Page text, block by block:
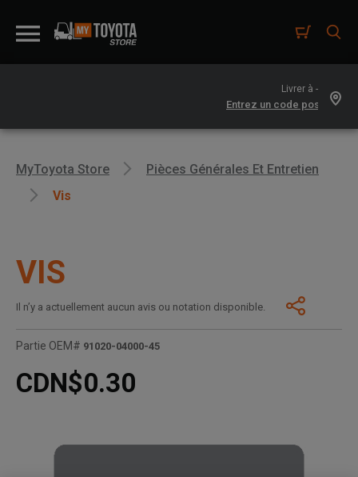
Livrer à -
MyToyota Store
Pièces Générales Et Entretien
Vis
VIS
Il n’y a actuellement aucun avis ou notation disponible.
Partie OEM# 91020-04000-45
CDN$0.30